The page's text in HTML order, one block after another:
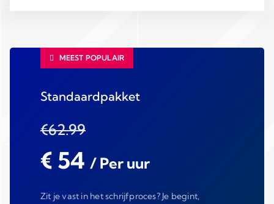
MEEST POPULAIR
Standaardpakket
€62.99
€ 54 / Per uur
Zit je vast in het schrijfproces? Je begint,